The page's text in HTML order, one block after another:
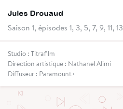
Jules Drouaud
Saison 1, épisodes 1, 3, 5, 7, 9, 11, 13
Studio : Titrafilm
Direction artistique : Nathanel Alimi
Diffuseur : Paramount+